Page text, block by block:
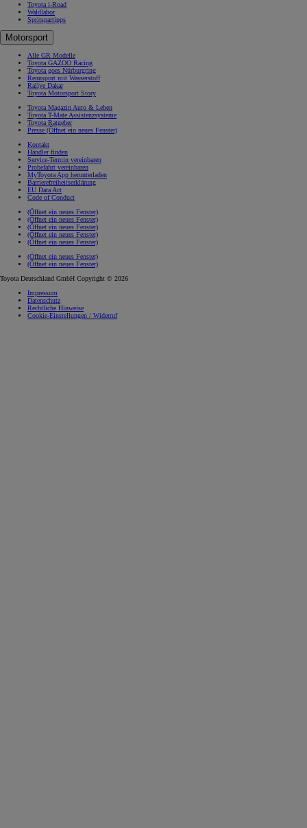
Toyota i-Road
Waldlabor
Spritspartipps
Motorsport
Alle GR Modelle
Toyota GAZOO Racing
Toyota goes Nürburgring
Rennsport mit Wasserstoff
Rallye Dakar
Toyota Motorsport Story
Toyota Magazin Auto & Leben
Toyota T-Mate Assistenzsysteme
Toyota Ratgeber
Presse (Öffnet ein neues Fenster)
Kontakt
Händler finden
Service-Termin vereinbaren
Probefahrt vereinbaren
MyToyota App herunterladen
Barrierefreiheitserklärung
EU Data Act
Code of Conduct
(Öffnet ein neues Fenster)
(Öffnet ein neues Fenster)
(Öffnet ein neues Fenster)
(Öffnet ein neues Fenster)
(Öffnet ein neues Fenster)
(Öffnet ein neues Fenster)
(Öffnet ein neues Fenster)
Toyota Deutschland GmbH Copyright © 2026
Impressum
Datenschutz
Rechtliche Hinweise
Cookie-Einstellungen / Widerruf